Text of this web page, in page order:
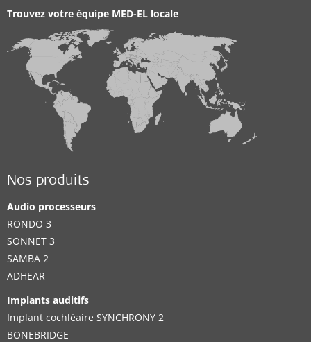
Trouvez votre équipe MED-EL locale
Nos produits
Audio processeurs
RONDO 3
SONNET 3
SAMBA 2
ADHEAR
Implants auditifs
Implant cochléaire SYNCHRONY 2
BONEBRIDGE